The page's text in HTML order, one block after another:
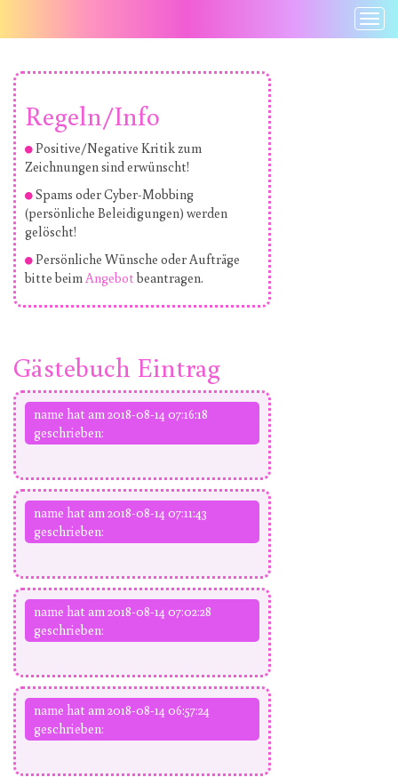
Regeln/Info
Positive/Negative Kritik zum
Zeichnungen sind erwünscht!
Spams oder Cyber-Mobbing
(persönliche Beleidigungen) werden
gelöscht!
Persönliche Wünsche oder Aufträge
bitte beimAngebotbeantragen.
Gästebuch Eintrag
name hat am 2018-08-14 07:16:18
geschrieben:
name hat am 2018-08-14 07:11:43
geschrieben:
name hat am 2018-08-14 07:02:28
geschrieben:
name hat am 2018-08-14 06:57:24
geschrieben: